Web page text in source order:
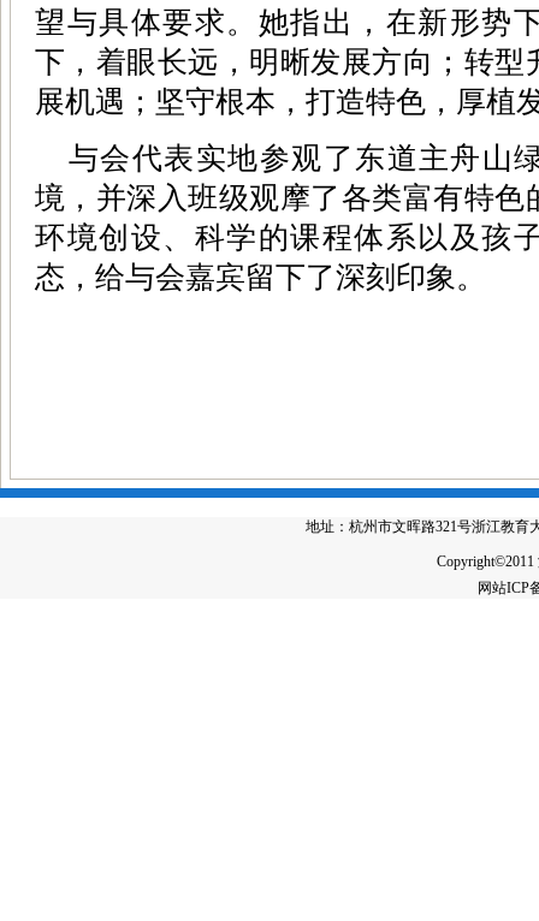
望与具体要求。她指出，在新形势
下，着眼长远，明晰发展方向；转
展机遇；坚守根本，打造特色，厚植
与会代表实地参观了东道主舟山
境，并深入班级观摩了各类富有特
环境创设、科学的课程体系以及孩
态，给与会嘉宾留下了深刻印象。
地址：杭州市文晖路321号浙江教育
Copyright©2011
网站ICP